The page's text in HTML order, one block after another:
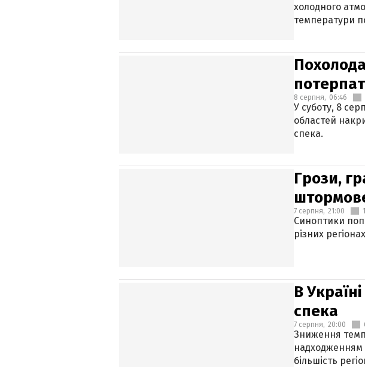
холодного
температури
8 серпня, 06:46
У суботу, 8
областей
спека.
Грози,
7 серпня, 21:00
Синоптики
різних
В
спека
7 серпня, 20:00
Зниження
надходженням
більшість